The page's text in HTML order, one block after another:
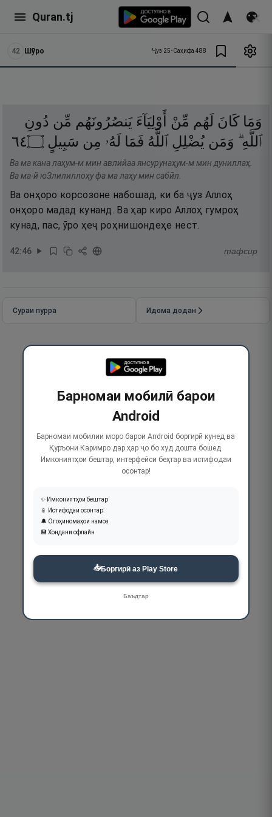
Quran.tj
42 Шӯро Ҷуз 25•Саҳифа 488
وَمَا كَانَ لَهُم مِّنْ أَوْلِيَآءَ يَنصُرُونَهُم مِّن دُونِ
ٱللَّهِ ۗ وَمَن يُضْلِلِ ٱللَّهُ فَمَا لَهُۥ مِن سَبِيلٍ ۝٤٦
Ва ма кана лаҳум-м мин авлийаа янсурунаҳум-м мин дуниллаҳ.
Ва ма-й юЗлилиллоҳу фа ма лаҳу мин сабӣл.
Ва онҳоро корсозоне набошад, ки ба ҷуз Аллоҳ
онҳоро мадад кунанд. Ва ҳар киро Аллоҳ гумроҳ
кунад, пас, ӯро ҳеҷ роҳнишондеҳе нест.
42:46 тафсир
Сураи пурра Идома додан
Барномаи мобилӣ барои
Android
Барномаи мобилии моро барои Android боргирӣ кунед ва
Қуръони Каримро дар ҳар ҷо бо худ дошта бошед.
Имкониятҳои бештар, интерфейси беҳтар ва истифодаи
осонтар!
✨ Имкониятҳои бештар
📱 Истифодаи осонтар
🔔 Огоҳиномаҳои намоз
💾 Хондани офлайн
📥Боргирӣ аз Play Store
Баъдтар